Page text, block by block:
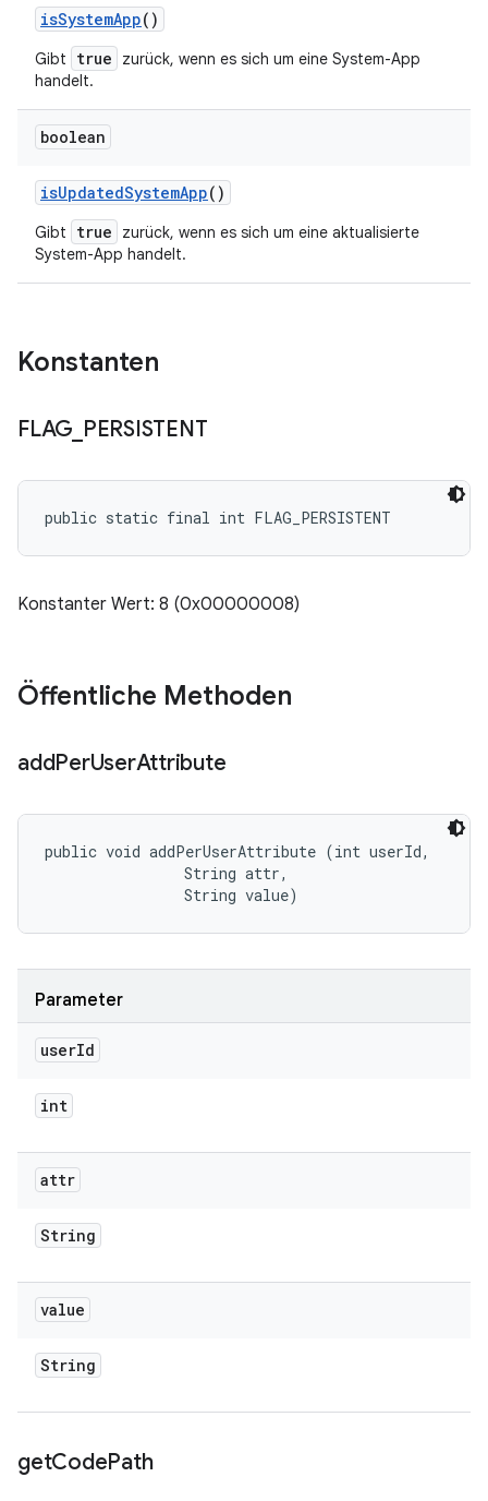
isSystemApp()
Gibt true
zurück, wenn es sich um eine System-App
handelt.
boolean
isUpdatedSystemApp()
Gibt true
zurück, wenn es sich um eine aktualisierte
System-App handelt.
Konstanten
FLAG PERSISTENT
public static final int FLAG_PERSISTENT
Konstanter Wert: 8 (0x00000008)
Öffentliche Methoden
addPerUserAttribute
public void addPerUserAttribute (int userId,
                String attr,
                String value)
Parameter
userId
int
attr
String
value
String
getCodePath